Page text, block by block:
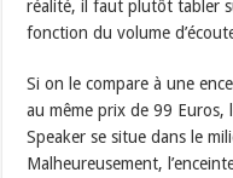
réalité, il faut plutôt tabler
fonction du volume
Si on le compare à une
au même prix de 99 Euros,
Speaker se situe dans le
Malheureusement,